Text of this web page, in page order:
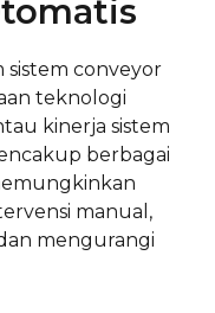
sistem conveyor
teknologi
kinerja sistem
berbagai
manual,
mengurangi